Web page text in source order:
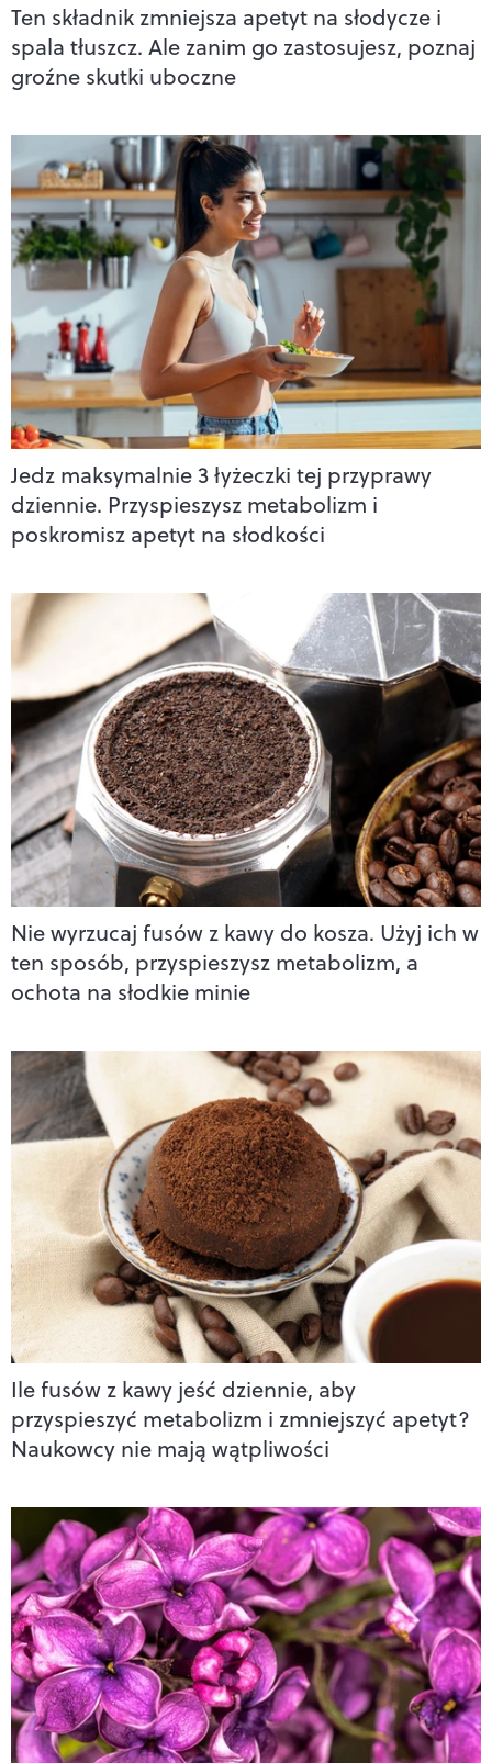
Ten składnik zmniejsza apetyt na słodycze i
spala tłuszcz. Ale zanim go zastosujesz, poznaj
groźne skutki uboczne
Jedz maksymalnie 3 łyżeczki tej przyprawy
dziennie. Przyspieszysz metabolizm i
poskromisz apetyt na słodkości
Nie wyrzucaj fusów z kawy do kosza. Użyj ich w
ten sposób, przyspieszysz metabolizm, a
ochota na słodkie minie
Ile fusów z kawy jeść dziennie, aby
przyspieszyć metabolizm i zmniejszyć apetyt?
Naukowcy nie mają wątpliwości